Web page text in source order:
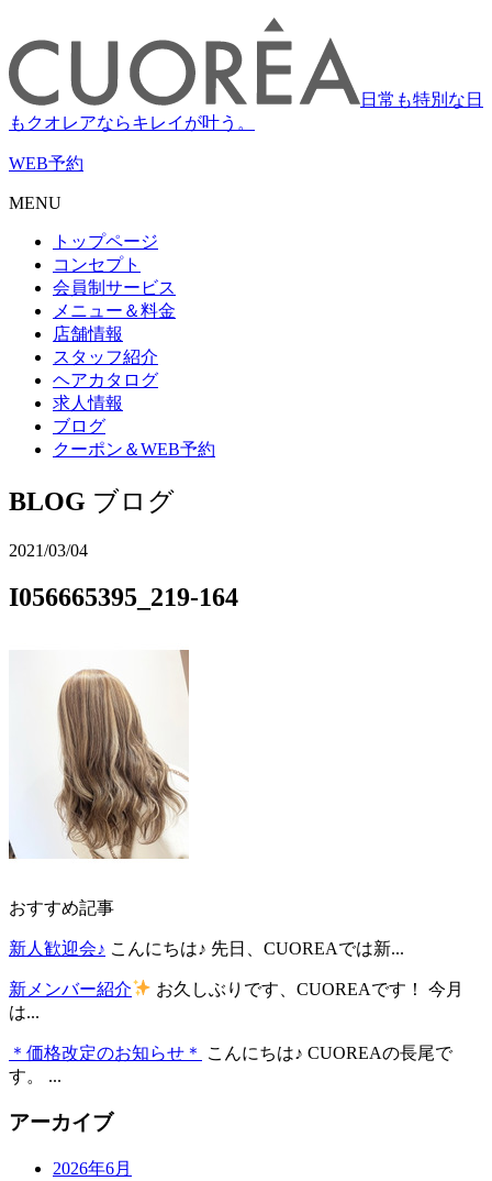
日常も特別な日
もクオレアならキレイが叶う。
WEB予約
MENU
トップページ
コンセプト
会員制サービス
メニュー＆料金
店舗情報
スタッフ紹介
ヘアカタログ
求人情報
ブログ
クーポン＆WEB予約
BLOG ブログ
2021/03/04
I056665395_219-164
おすすめ記事
新人歓迎会♪ こんにちは♪ 先日、CUOREAでは新...
新メンバー紹介
お久しぶりです、CUOREAです！ 今月
は...
＊価格改定のお知らせ＊
こんにちは♪ CUOREAの長尾で
す。 ...
アーカイブ
2026年6月